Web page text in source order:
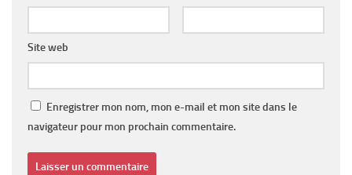
Site web
Enregistrer mon nom, mon e-mail et mon site dans le
navigateur pour mon prochain commentaire.